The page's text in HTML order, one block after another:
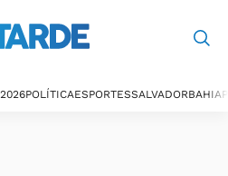
POLÍTICAESPORTESSALVADORBAHIA